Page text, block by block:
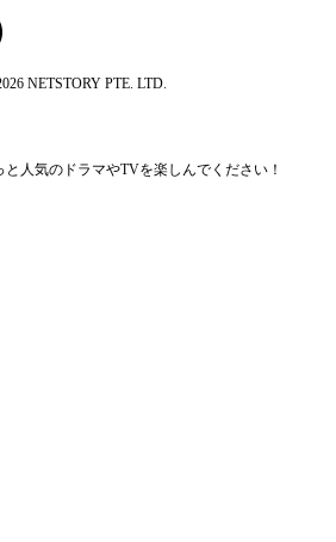
NETSTORY PTE. LTD.
人気のドラマやTVを楽しんでください！